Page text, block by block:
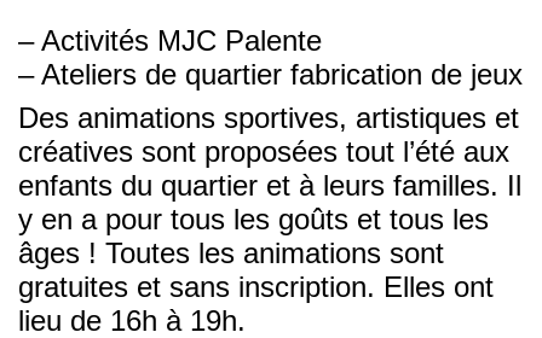
– Activités MJC Palente
– Ateliers de quartier fabrication de jeux
Des animations sportives, artistiques et
créatives sont proposées tout l’été aux
enfants du quartier et à leurs familles. Il
y en a pour tous les goûts et tous les
âges ! Toutes les animations sont
gratuites et sans inscription. Elles ont
lieu de 16h à 19h.